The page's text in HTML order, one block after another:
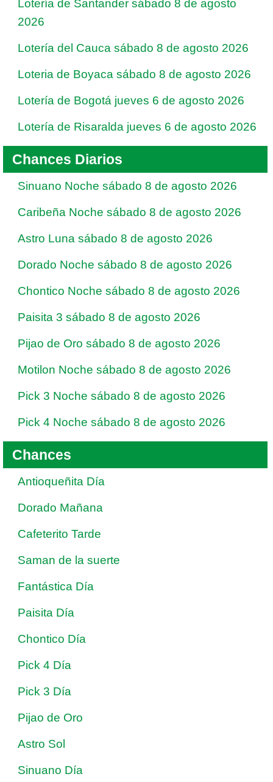
Lotería de Santander sábado 8 de agosto
2026
Lotería del Cauca sábado 8 de agosto 2026
Loteria de Boyaca sábado 8 de agosto 2026
Lotería de Bogotá jueves 6 de agosto 2026
Lotería de Risaralda jueves 6 de agosto 2026
Chances Diarios
Sinuano Noche sábado 8 de agosto 2026
Caribeña Noche sábado 8 de agosto 2026
Astro Luna sábado 8 de agosto 2026
Dorado Noche sábado 8 de agosto 2026
Chontico Noche sábado 8 de agosto 2026
Paisita 3 sábado 8 de agosto 2026
Pijao de Oro sábado 8 de agosto 2026
Motilon Noche sábado 8 de agosto 2026
Pick 3 Noche sábado 8 de agosto 2026
Pick 4 Noche sábado 8 de agosto 2026
Chances
Antioqueñita Día
Dorado Mañana
Cafeterito Tarde
Saman de la suerte
Fantástica Día
Paisita Día
Chontico Día
Pick 4 Día
Pick 3 Día
Pijao de Oro
Astro Sol
Sinuano Día